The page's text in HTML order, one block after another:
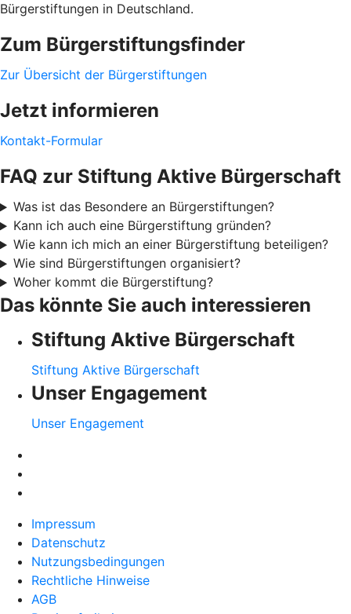
Bürgerstiftungen in Deutschland.
Zum Bürgerstiftungsfinder
Zur Übersicht der Bürgerstiftungen
Jetzt informieren
Kontakt-Formular
FAQ zur Stiftung Aktive Bürgerschaft
Was ist das Besondere an Bürgerstiftungen?
Kann ich auch eine Bürgerstiftung gründen?
Wie kann ich mich an einer Bürgerstiftung beteiligen?
Wie sind Bürgerstiftungen organisiert?
Woher kommt die Bürgerstiftung?
Das könnte Sie auch interessieren
Stiftung Aktive Bürgerschaft
Stiftung Aktive Bürgerschaft
Unser Engagement
Unser Engagement
Impressum
Datenschutz
Nutzungsbedingungen
Rechtliche Hinweise
AGB